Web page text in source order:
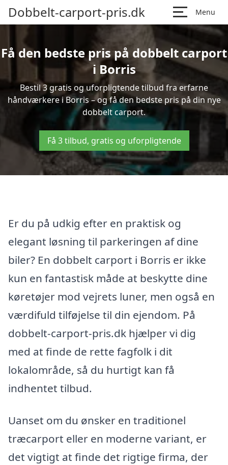
Dobbelt-carport-pris.dk Menu
Få den bedste pris på dobbelt carport
i Borris
Bestil 3 gratis og uforpligtende tilbud fra erfarne
håndværkere i Borris – og få den bedste pris på din nye
dobbelt carport.
Få 3 tilbud, gratis og uforpligtende
Er du på udkig efter en praktisk og
elegant løsning til parkeringen af dine
biler? En dobbelt carport i Borris er ikke
kun en fantastisk måde at beskytte dine
køretøjer mod vejrets luner, men også en
værdifuld tilføjelse til din ejendom. På
dobbelt-carport-pris.dk hjælper vi dig
med at finde de rette fagfolk i dit
lokalområde, så du hurtigt kan få
indhentet tilbud.
Uanset om du ønsker en traditionel
træcarport eller en moderne variant, er
det vigtigt at finde det rigtige firma, der